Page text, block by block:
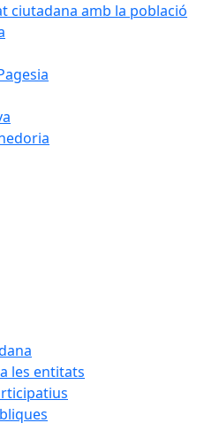
ciutadana amb la població
les entitats